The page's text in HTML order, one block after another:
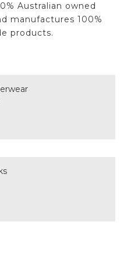
Australian owned
manufactures 100%
products.